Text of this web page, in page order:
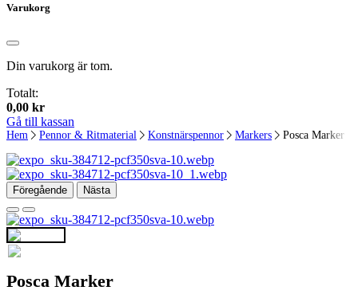
Varukorg
Din varukorg är tom.
Totalt:
0,00 kr
Gå till kassan
Hem Pennor & Ritmaterial Konstnärspennor Markers Posca Marker
Föregående Nästa
Posca Marker